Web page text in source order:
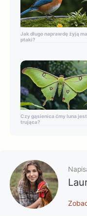
Jak długo naprawdę żyją
ptaki?
Czy gąsienica ćmy luna jest
trująca?